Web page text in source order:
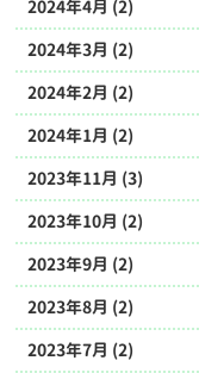
2024年4月 (2)
2024年3月 (2)
2024年2月 (2)
2024年1月 (2)
2023年11月 (3)
2023年10月 (2)
2023年9月 (2)
2023年8月 (2)
2023年7月 (2)